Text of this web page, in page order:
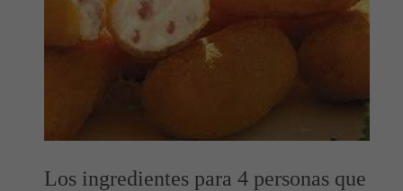
Los ingredientes para 4 personas que